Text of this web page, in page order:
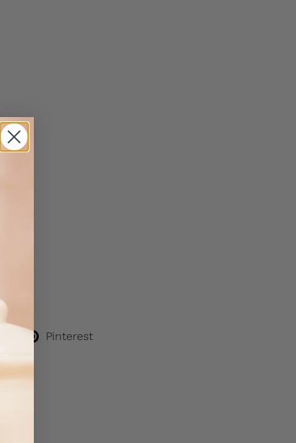
Pinterest